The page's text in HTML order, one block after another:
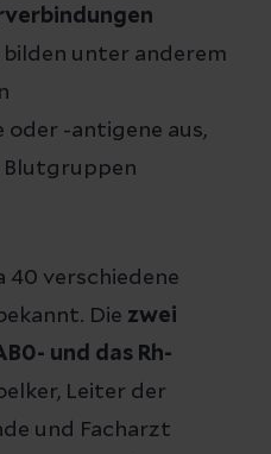
bilden unter anderem
-antigene aus,
Blutgruppen
40 verschiedene
Die zwei
und das Rh-
Leiter der
und Facharzt